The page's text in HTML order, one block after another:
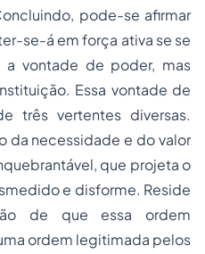
pode-se afirmar
se-á em força ativa se se
a vontade de poder, mas
Essa vontade de
três vertentes diversas.
da necessidade e do valor
que projeta o
e disforme. Reside
de que essa ordem
ordem legitimada pelos